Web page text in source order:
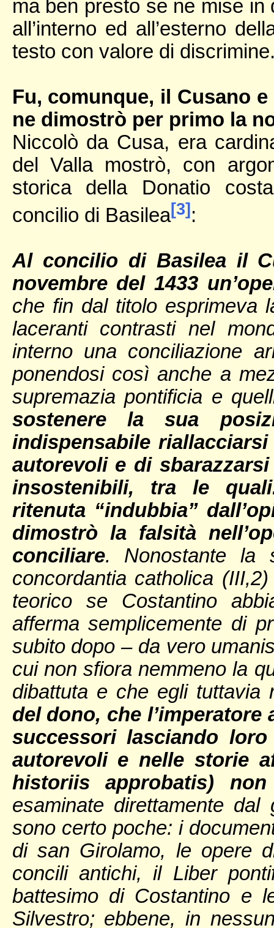
ma ben presto se ne mise
all’interno ed all’esterno
testo con valore di
Fu, comunque, il Cusano
ne dimostrò per primo la
Niccolò da Cusa, era
del Valla mostrò, con
storica della Donatio
concilio di Basilea[3]:
Al concilio di Basilea il
novembre del 1433
che fin dal titolo esprimeva
laceranti contrasti nel
interno una conciliazione
ponendosi così anche a
supremazia pontificia e
sostenere la sua
indispensabile
autorevoli e di
insostenibili, tra le
ritenuta “indubbia”
dimostrò la falsità
conciliare. Nonostante la
concordantia catholica
teorico se Costantino
afferma semplicemente di
subito dopo – da vero
cui non sfiora nemmeno la
dibattuta e che egli tuttavia
del dono, che
successori lasciando loro
autorevoli e nelle storie
historiis approbatis) non
esaminate direttamente
sono certo poche: i
di san Girolamo, le opere
concili antichi, il Liber
battesimo di Costantino e
Silvestro; ebbene, in